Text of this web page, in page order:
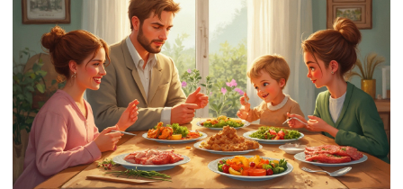
подход к питанию может повлиять на ваше здоровье
и самочувствие.